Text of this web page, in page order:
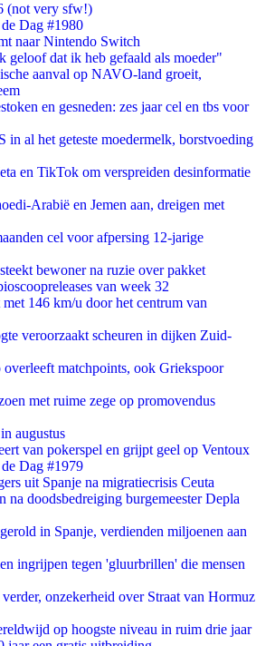
(not very sfw!)
Dag #1980
naar Nintendo Switch
geloof dat ik heb gefaald als moeder"
aanval op NAVO-land groeit,
en gesneden: zes jaar cel en tbs voor
al het geteste moedermelk, borstvoeding
en TikTok om verspreiden desinformatie
Arabië en Jemen aan, dreigen met
cel voor afpersing 12-jarige
bewoner na ruzie over pakket
van week 32
met 146 km/u door het centrum van
veroorzaakt scheuren in dijken Zuid-
overleeft matchpoints, ook Griekspoor
met ruime zege op promovendus
augustus
van pokerspel en grijpt geel op Ventoux
Dag #1979
uit Spanje na migratiecrisis Ceuta
na doodsbedreiging burgemeester Depla
in Spanje, verdienden miljoenen aan
ingrijpen tegen 'gluurbrillen' die mensen
onzekerheid over Straat van Hormuz
op hoogste niveau in ruim drie jaar